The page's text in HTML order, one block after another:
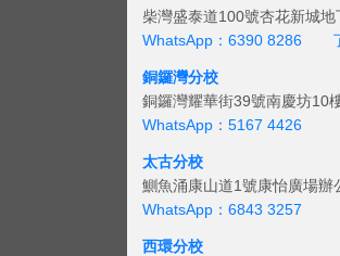
柴灣盛泰道100號杏花新城地
WhatsApp：6390 8286
銅鑼灣分校
銅鑼灣耀華街39號南慶坊10
WhatsApp：5167 4426
太古分校
鰂魚涌康山道1號康怡廣場辦
WhatsApp：6843 3257
西環分校